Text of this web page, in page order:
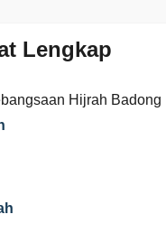
Lengkap
Hijrah Badong